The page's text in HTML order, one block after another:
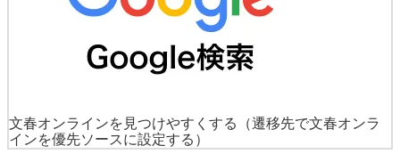
文春オンラインを見つけやすくする
（遷移先で文春オンラ
インを優先ソースに設定する）